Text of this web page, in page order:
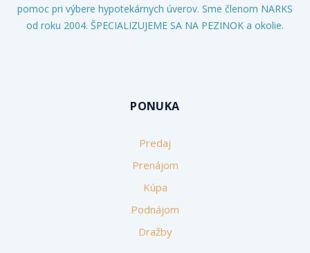
pomoc pri výbere hypotekárnych úverov. Sme členom NARKS
od roku 2004. ŠPECIALIZUJEME SA NA PEZINOK a okolie.
PONUKA
Predaj
Prenájom
Kúpa
Podnájom
Dražby